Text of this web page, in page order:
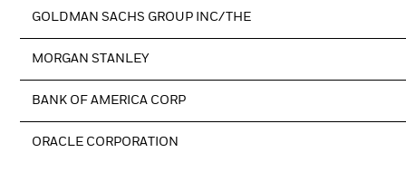
GOLDMAN SACHS GROUP INC/THE
MORGAN STANLEY
BANK OF AMERICA CORP
ORACLE CORPORATION